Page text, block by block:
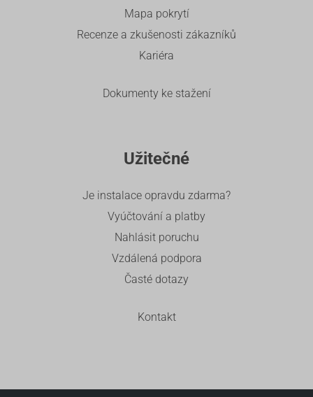
Mapa pokrytí
Recenze a zkušenosti zákazníků
Kariéra
Dokumenty ke stažení
Užitečné
Je instalace opravdu zdarma?
Vyúčtování a platby
Nahlásit poruchu
Vzdálená podpora
Časté dotazy
Kontakt